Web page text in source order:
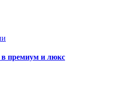
в премиум и люкс